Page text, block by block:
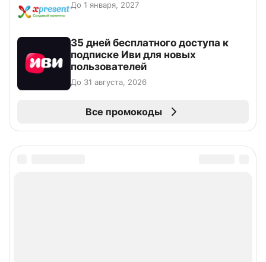
До 1 января, 2027
35 дней бесплатного доступа к
подписке Иви для новых
пользователей
До 31 августа, 2026
Все промокоды